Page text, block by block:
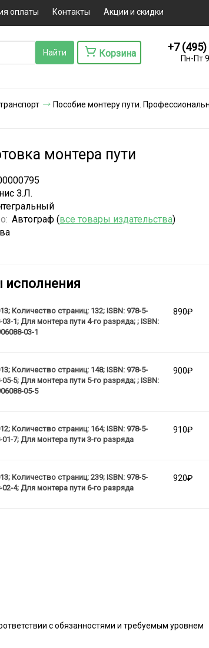
оплаты Контакты Акции и скидки
Корзина
+7
Пн-Пт
Пособие монтеру пути.
монтера пути
З.Л.
Автограф (все товары издательства)
исполнения
Количество страниц: 132; ISBN: 978-5-
03-1; Для монтера пути 4-го разряда; ; ISBN:
03-1
890₽
Количество страниц: 148; ISBN: 978-5-
05-5; Для монтера пути 5-го разряда; ; ISBN:
05-5
900₽
Количество страниц: 164; ISBN: 978-5-
01-7; Для монтера пути 3-го разряда
910₽
Количество страниц: 239; ISBN: 978-5-
02-4; Для монтера пути 6-го разряда
920₽
с обязанностями и требуемым уровнем